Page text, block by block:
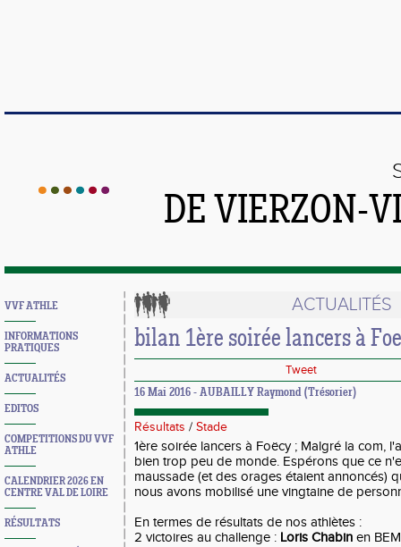
DE VIERZON-
VVF ATHLE
INFORMATIONS
PRATIQUES
ACTUALITÉS
EDITOS
COMPETITIONS DU VVF
ATHLE
CALENDRIER 2026 EN
CENTRE VAL DE LOIRE
RÉSULTATS
ACTUALITÉS
bilan 1ère soirée lancers à
Tweet
16 Mai 2016 - AUBAILLY Raymond (Trésorier)
Résultats / Stade
1ère soirée lancers à Foëcy ; Malgré la com,
bien trop peu de monde. Espérons que ce
maussade (et des orages étaient annoncés)
nous avons mobilisé une vingtaine de
En termes de résultats de nos athlètes :
2 victoires au challenge : Loris Chabin en